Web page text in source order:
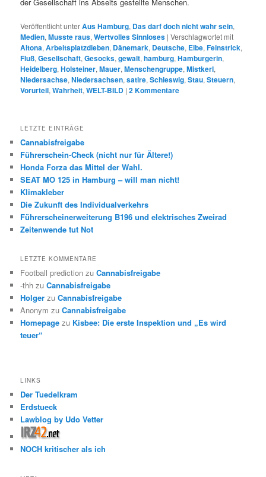
Veröffentlicht unterAus Hamburg, Das darf doch nicht wahr sein,
Medien,Musste raus,Wertvolles Sinnloses |Verschlagwortet mit
Altona,Arbeitsplatzdieben, Dänemark, Deutsche, Elbe,Feinstrick,
Fluß,Gesellschaft,Gesocks,gewalt,hamburg,Hamburgerin,
Heidelberg,Holsteiner,Mauer,Menschengruppe,Mistkerl,
Niedersachse,Niedersachsen,satire,Schleswig,Stau,Steuern,
Vorurteil,Wahrheit,WELT-BILD |2Kommentare
LETZTE EINTRÄGE
Cannabisfreigabe
Führerschein-Check (nicht nur für Ältere!)
Honda Forza das Mittel der Wahl.
SEAT MO 125 in Hamburg – will man nicht!
Klimakleber
Die Zukunft des Individualverkehrs
Führerscheinerweiterung B196 und elektrisches Zweirad
Zeitenwende tut Not
LETZTE KOMMENTARE
Football prediction zuCannabisfreigabe
-thh zuCannabisfreigabe
Holger zuCannabisfreigabe
Anonym zuCannabisfreigabe
Homepage zu Kisbee: Die erste Inspektion und „Es wird
teuer“
LINKS
Der Tuedelkram
Erdstueck
Lawblog by Udo Vetter
NOCH kritischer als ich